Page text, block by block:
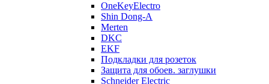
OneKeyElectro
Shin Dong-A
Merten
DKC
EKF
Подкладки для розеток
Защита для обоев. заглушки
Schneider Electric